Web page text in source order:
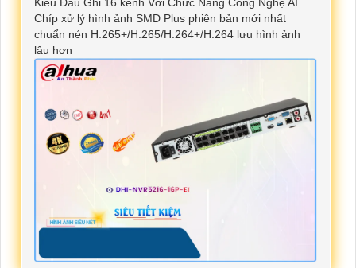
Chíp xử lý hình ảnh SMD Plus phiên bản mới nhất
chuẩn nén H.265+/H.265/H.264+/H.264 lưu hình ảnh
lâu hơn